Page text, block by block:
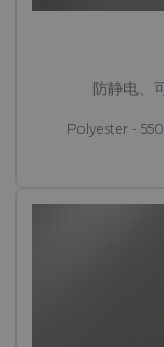
防静电、
Polyester -